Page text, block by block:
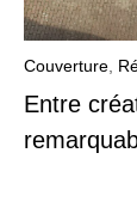
Couverture,
Entre